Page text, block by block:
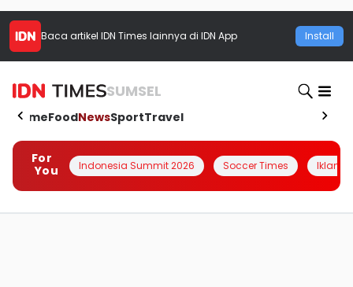
Baca artikel IDN Times lainnya di IDN App Install
SUMSEL
HomeFoodNewsSportTravel
For
You
Indonesia Summit 2026 Soccer Times Iklanin